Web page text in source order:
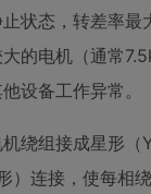
状态，转差率
的电机（通常
设备工作异常。
绕组接成星形
）连接，使每相